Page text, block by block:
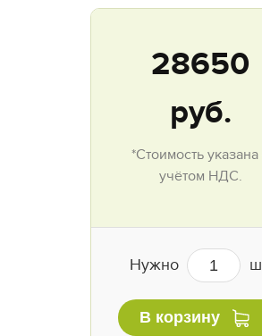
28650
руб.
*Стоимость указана
учётом НДС.
Нужно
В корзину